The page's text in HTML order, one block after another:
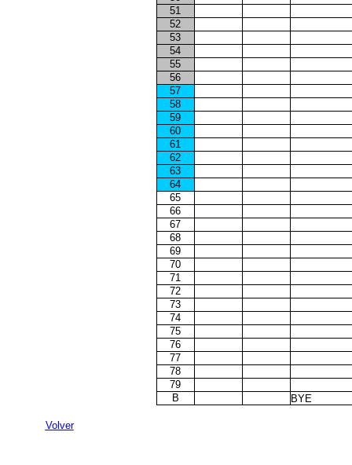
51
52
53
54
55
56
57
58
59
60
61
62
63
64
65
66
67
68
69
70
71
72
73
74
75
76
77
78
79
B
BYE
Volver